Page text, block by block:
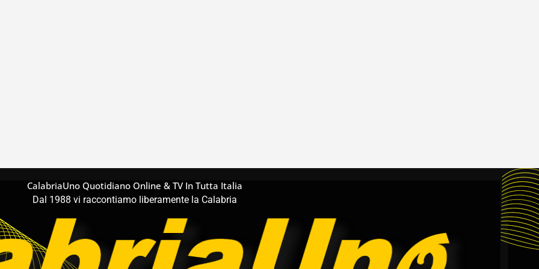
CalabriaUno Quotidiano Online & TV In Tutta Italia
Dal 1988 vi raccontiamo liberamente la Calabria